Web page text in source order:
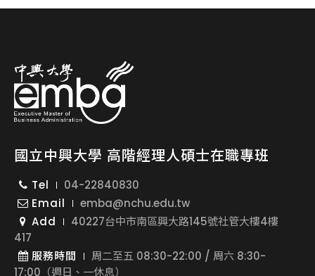
國立中興大學 高階經理人碩士在職專班
Tel
04-22840830
Email
emba@nchu.edu.tw
Add
40227台中市南區興大路145號社管大樓4樓
417
服務時間
周二至五 08:30-22:00 / 周六 8:30-
17:00（週日、一休息）